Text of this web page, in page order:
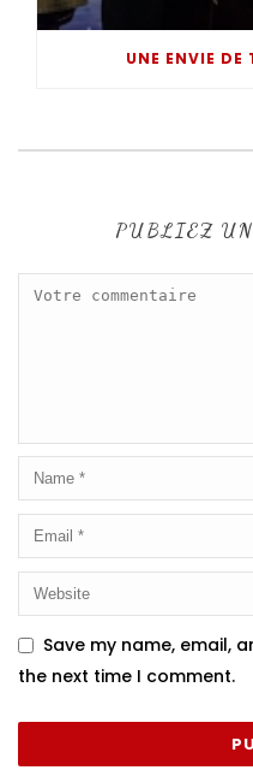
UNE ENVIE DE
PUBLIEZ
Save my name, email,
the next time I comment.